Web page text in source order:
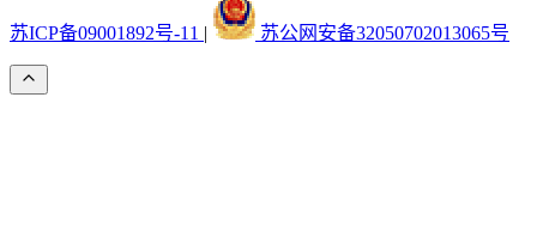
苏ICP备09001892号-11 | 苏公网安备32050702013065号